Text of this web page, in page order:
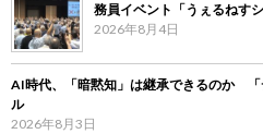
務員イベント「うぇるねすシ
2026年8月4日
AI時代、「暗黙知」は継承できるのか
ル
2026年8月3日